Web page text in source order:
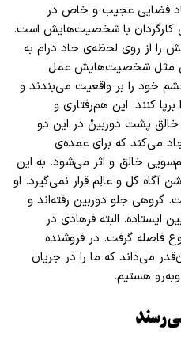
فضایی عجیب و خاص در
کارگردان با شخصیت‌هایش است.
را از روی لحظه‌ی حاد درام به
مثل شخصیت‌هایش عمل
خود را بر واقعیت می‌بندند و
کنند. این هم‌رفتاری و
پشت دوربینْ در این دو
می‌کند که برای عمده‌ی
خالق و اثر می‌شود. به این
آگاه کل و عالِم قرار نمی‌گیرد. او
گروهی جلو دوربین رفته‌اند و
البته فرهادی در
فاصله گرفت. در فروشنده
می‌داند که ما را در جریان
هستیم.